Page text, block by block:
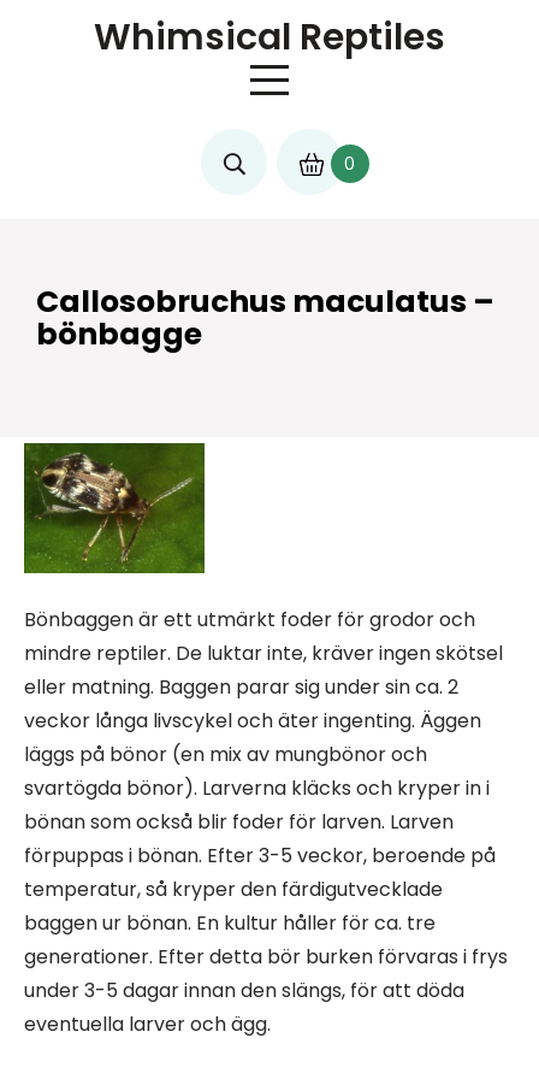
Whimsical Reptiles
0
Callosobruchus maculatus –
bönbagge
Bönbaggen är ett utmärkt foder för grodor och
mindre reptiler. De luktar inte, kräver ingen skötsel
eller matning. Baggen parar sig under sin ca. 2
veckor långa livscykel och äter ingenting. Äggen
läggs på bönor (en mix av mungbönor och
svartögda bönor). Larverna kläcks och kryper in i
bönan som också blir foder för larven. Larven
förpuppas i bönan. Efter 3-5 veckor, beroende på
temperatur, så kryper den färdigutvecklade
baggen ur bönan. En kultur håller för ca. tre
generationer. Efter detta bör burken förvaras i frys
under 3-5 dagar innan den slängs, för att döda
eventuella larver och ägg.